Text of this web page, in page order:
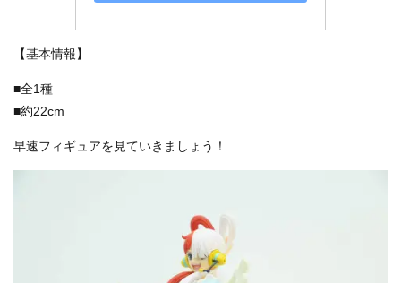
【基本情報】
■全1種
■約22cm
早速フィギュアを見ていきましょう！